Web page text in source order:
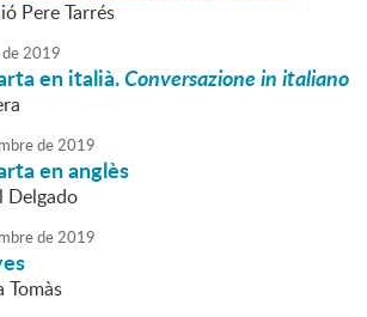
Pere Tarrés
de2019
en italià.Conversazione in italiano
de2019
en anglès
Delgado
de2019
Tomàs